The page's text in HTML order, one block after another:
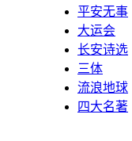
平安无事
大运会
长安诗选
三体
流浪地球
四大名著